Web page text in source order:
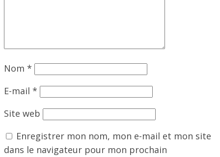
Nom *
E-mail *
Site web
Enregistrer mon nom, mon e-mail et mon site
dans le navigateur pour mon prochain